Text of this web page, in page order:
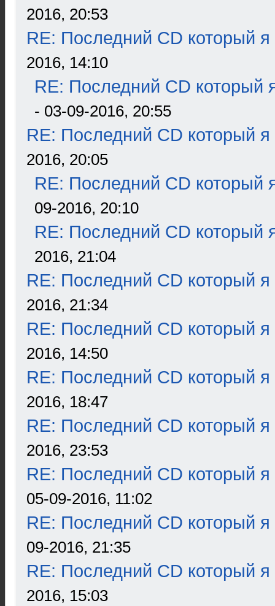
2016, 20:53
RE: Последний CD который я
2016, 14:10
RE: Последний CD который
- 03-09-2016, 20:55
RE: Последний CD который я
2016, 20:05
RE: Последний CD который
09-2016, 20:10
RE: Последний CD который
2016, 21:04
RE: Последний CD который я
2016, 21:34
RE: Последний CD который я
2016, 14:50
RE: Последний CD который я
2016, 18:47
RE: Последний CD который я
2016, 23:53
RE: Последний CD который я
05-09-2016, 11:02
RE: Последний CD который я
09-2016, 21:35
RE: Последний CD который я
2016, 15:03